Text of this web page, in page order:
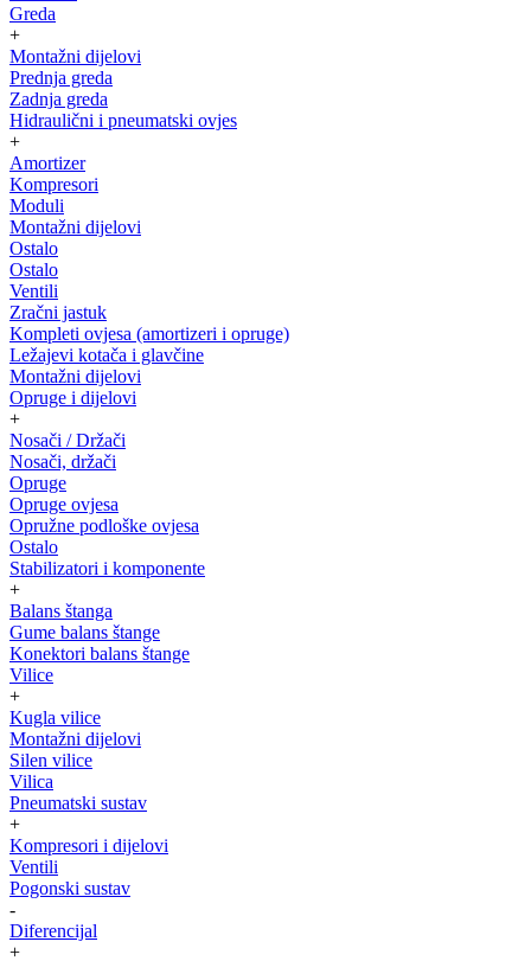
Greda
+
Montažni dijelovi
Prednja greda
Zadnja greda
Hidraulični i pneumatski ovjes
+
Amortizer
Kompresori
Moduli
Montažni dijelovi
Ostalo
Ostalo
Ventili
Zračni jastuk
Kompleti ovjesa (amortizeri i opruge)
Ležajevi kotača i glavčine
Montažni dijelovi
Opruge i dijelovi
+
Nosači / Držači
Nosači, držači
Opruge
Opruge ovjesa
Opružne podloške ovjesa
Ostalo
Stabilizatori i komponente
+
Balans štanga
Gume balans štange
Konektori balans štange
Vilice
+
Kugla vilice
Montažni dijelovi
Silen vilice
Vilica
Pneumatski sustav
+
Kompresori i dijelovi
Ventili
Pogonski sustav
-
Diferencijal
+